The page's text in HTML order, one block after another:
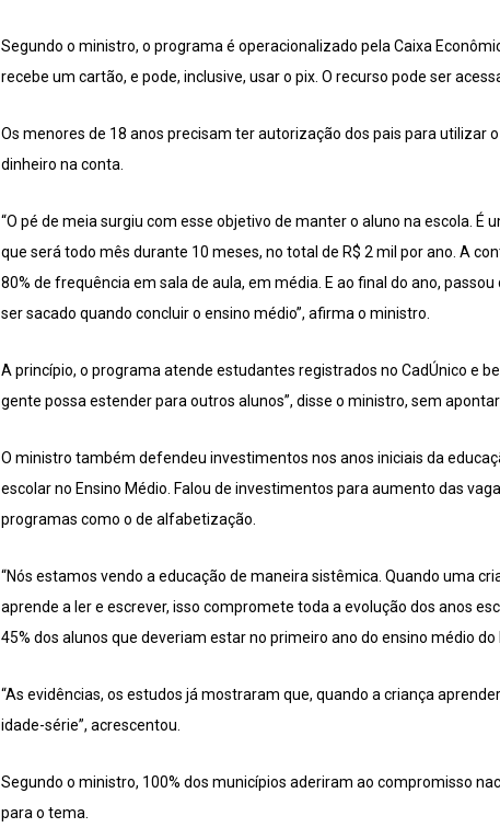
Segundo o ministro, o programa é operacionalizado pela Caixa
recebe um cartão, e pode, inclusive, usar o pix. O recurso pode ser
Os menores de 18 anos precisam ter autorização dos pais para utilizar
dinheiro na conta.
“O pé de meia surgiu com esse objetivo de manter o aluno na escola.
que será todo mês durante 10 meses, no total de R$ 2 mil por ano. A
80% de frequência em sala de aula, em média. E ao final do ano,
ser sacado quando concluir o ensino médio”, afirma o ministro.
A princípio, o programa atende estudantes registrados no CadÚnico e
gente possa estender para outros alunos”, disse o ministro, sem
O ministro também defendeu investimentos nos anos iniciais da
escolar no Ensino Médio. Falou de investimentos para aumento das
programas como o de alfabetização.
“Nós estamos vendo a educação de maneira sistêmica. Quando uma
aprende a ler e escrever, isso compromete toda a evolução dos anos
45% dos alunos que deveriam estar no primeiro ano do ensino médio do
“As evidências, os estudos já mostraram que, quando a criança
idade-série”, acrescentou.
Segundo o ministro, 100% dos municípios aderiram ao compromisso
para o tema.